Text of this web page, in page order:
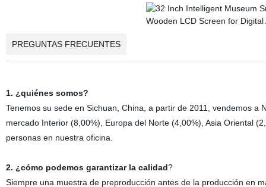
PREGUNTAS FRECUENTES
1. ¿quiénes somos?
Tenemos su sede en Sichuan, China, a partir de 2011, vendemos
mercado Interior (8,00%), Europa del Norte (4,00%), Asia Oriental
personas en nuestra oficina.
2. ¿cómo podemos garantizar la calidad?
Siempre una muestra de preproducción antes de la producción en